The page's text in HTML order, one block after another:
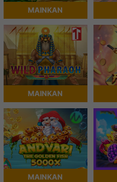
MAINKAN
MAINKAN
MAINKAN